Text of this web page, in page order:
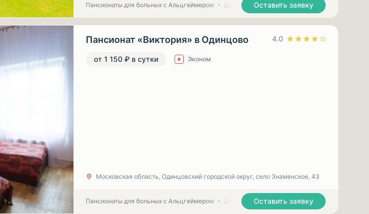
Пансионаты для больных с Альцгеймером Дома престарелых для больных с Паркинсоном
Оставить заявку
Пансионат «Виктория» в Одинцово 4.0
от 1 150 ₽ в сутки Эконом
Московская область, Одинцовский городской округ, село Знаменское, 43
Пансионаты для больных с Альцгеймером Дома престарелых для больных с Паркинсоном
Оставить заявку